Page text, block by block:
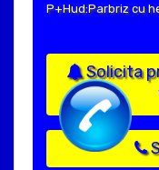
P+Hud:Parbriz cu
Solicita